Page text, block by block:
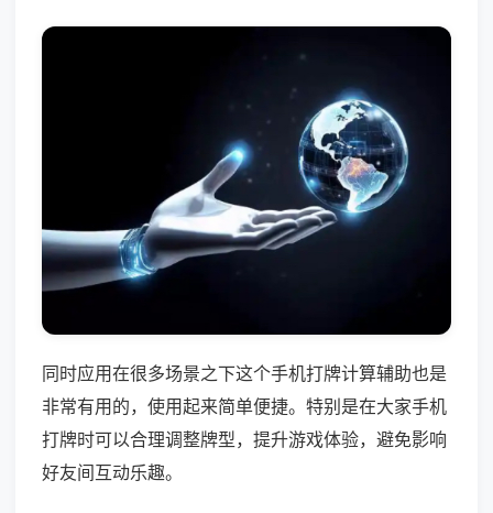
同时应用在很多场景之下这个手机打牌计算辅助也是
非常有用的，使用起来简单便捷。特别是在大家手机
打牌时可以合理调整牌型，提升游戏体验，避免影响
好友间互动乐趣。